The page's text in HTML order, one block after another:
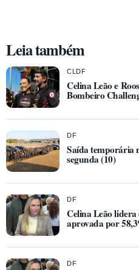
Leia também
CLDF
Celina Leão e
Bombeiro
DF
Saída temporária
segunda (10)
DF
Celina Leão
aprovada por
DF